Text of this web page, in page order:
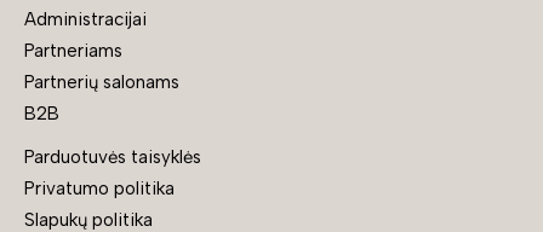
Administracijai
Partneriams
Partnerių salonams
B2B
Parduotuvės taisyklės
Privatumo politika
Slapukų politika